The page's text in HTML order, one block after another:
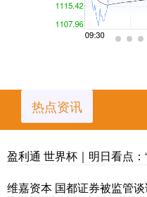
热点资讯
盈利通 世界杯｜明日看点
维嘉资本 国都证券被监管